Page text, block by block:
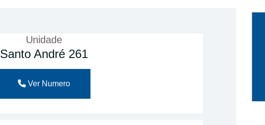
Unidade
Santo André 261
Ver Numero